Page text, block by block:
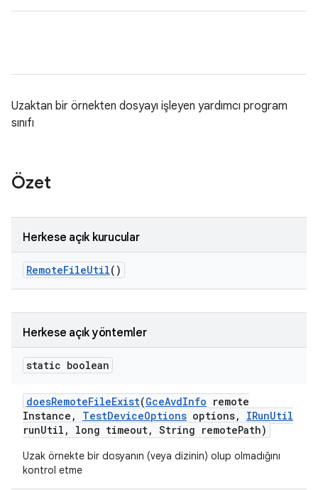
Uzaktan bir örnekten dosyayı işleyen yardımcı program
sınıfı
Özet
Herkese açık kurucular
RemoteFileUtil()
Herkese açık yöntemler
static boolean
doesRemoteFileExist(GceAvdInfo remote
Instance , TestDeviceOptions options, IRunUtil
runUtil , long timeout, String remotePath)
Uzak örnekte bir dosyanın (veya dizinin) olup olmadığını
kontrol etme